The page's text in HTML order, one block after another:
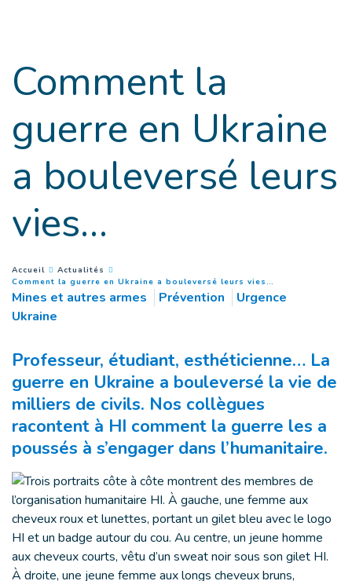
Comment la
guerre en Ukraine
a bouleversé leurs
vies…
You are here :
Accueil
Actualités
Comment la guerre en Ukraine a bouleversé leurs vies…
Mines et autres armes Prévention
Urgence
Ukraine
Professeur, étudiant, esthéticienne… La
guerre en Ukraine a bouleversé la vie de
milliers de civils. Nos collègues
racontent à HI comment la guerre les a
poussés à s’engager dans l’humanitaire.